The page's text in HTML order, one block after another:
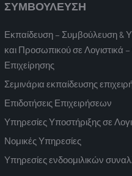
ΣΥΜΒΟΥΛΕΥΣΗ
Εκπαίδευση – Συμβούλευση &
και Προσωπικού σε Λογιστικά
Επιχείρησης
Σεμινάρια εκπαίδευσης
Επιδοτήσεις Επιχειρήσεων
Υπηρεσίες Υποστήριξης σε
Νομικές Υπηρεσίες
Υπηρεσίες ενδοομιλικών